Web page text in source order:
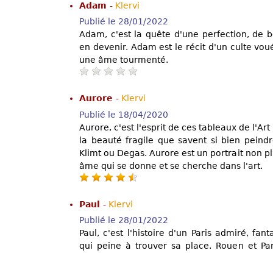
Adam - Klervi
Publié le 28/01/2022
Adam, c'est la quête d'une perfection, de
en devenir. Adam est le récit d'un culte
une âme tourmenté.
Aurore - Klervi
Publié le 18/04/2020
Aurore, c'est l'esprit de ces tableaux de
la beauté fragile que savent si bien
Klimt ou Degas. Aurore est un portrait non
âme qui se donne et se cherche dans l'art.
Paul - Klervi
Publié le 28/01/2022
Paul, c'est l'histoire d'un Paris admiré,
qui peine à trouver sa place. Rouen et